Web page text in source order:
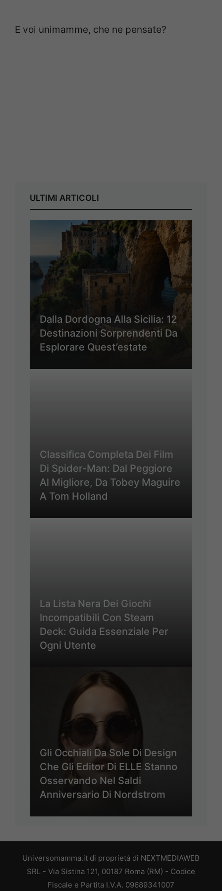
E voi unimamme, che ne pensate?
ULTIMI ARTICOLI
Dalla Dordogna Alla Sicilia: 12
Destinazioni Sorprendenti Da
Esplorare Quest’estate
Classifica Completa Dei Film
Di Spider-Man: Dal Peggiore
Al Migliore, Da Tobey Maguire
A Tom Holland
La Lista Nera Dei Giochi
Incompatibili Con Steam
Deck: Guida Essenziale Per
Ogni Utente
Gli Occhiali Da Sole Di Design
Che Gli Editor Di ELLE Stanno
Osservando Nel Saldi
Anniversario Di Nordstrom
Universomamma.it di proprietà di NEXTMEDIAWEB
SRL - Via Sistina 121, 00187 Roma (RM) - Codice
Fiscale e Partita I.V.A. 09689341007